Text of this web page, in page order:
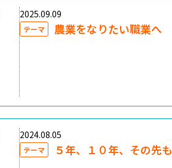
2025.09.09
テーマ 農業をなりたい職業へ
2024.08.05
テーマ ５年、１０年、その先も